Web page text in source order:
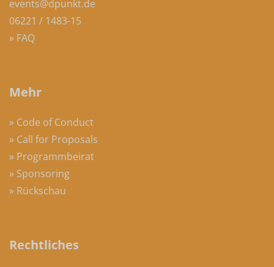
events@dpunkt.de
06221 / 1483-15
» FAQ
Mehr
» Code of Conduct
» Call for Proposals
» Programmbeirat
» Sponsoring
» Rückschau
Rechtliches